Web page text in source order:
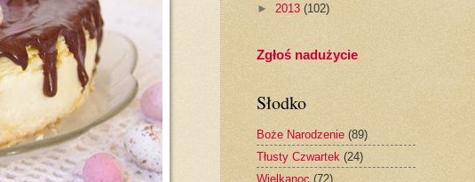
► 2013 (102)
Zgłoś nadużycie
Słodko
Boże Narodzenie (89)
Tłusty Czwartek (24)
Wielkanoc (72)